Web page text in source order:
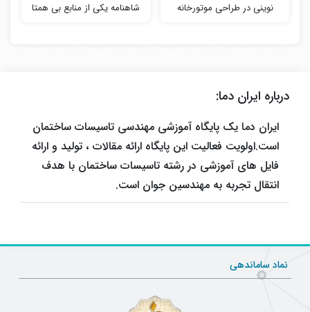
نوینی در طراحی موتورخانه
شاهنامه یکی از منابع بی همتا
درباره ایران دما:
ایران دما یک پایگاه آموزشی مهندسی تاسیسات ساختمان
است.اولویت فعالیت این پایگاه ارائه مقالات ، تولید و ارائه
فایل های آموزشی در رشته تاسیسات ساختمان با هدف
انتقال تجربه به مهندسین جوان است.
نماد ساماندهی